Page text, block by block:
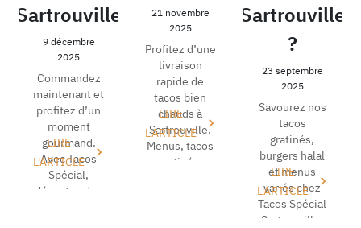
Sartrouville
9 décembre
2025
Commandez
maintenant et
profitez d’un
moment
gourmand.
Avec Tacos
Spécial,
dégustez des
LIRE
L'ARTICLE
21 novembre
2025
Profitez d’une
livraison
rapide de
tacos bien
chauds à
Sartrouville.
Menus, tacos
gratinés,
LIRE
L'ARTICLE
Sartrouville
?
23 septembre
2025
Savourez nos
tacos
gratinés,
burgers halal
et menus
variés chez
Tacos Spécial
Sartrouville.
LIRE
L'ARTICLE